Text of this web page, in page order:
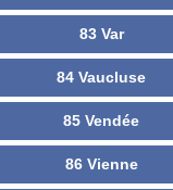
83 Var
84 Vaucluse
85 Vendée
86 Vienne